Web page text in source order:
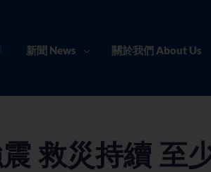
新聞 News 關於我們 About Us
救災持續 至